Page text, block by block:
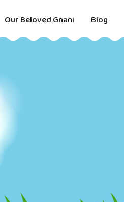
Our Beloved Gnani Blog